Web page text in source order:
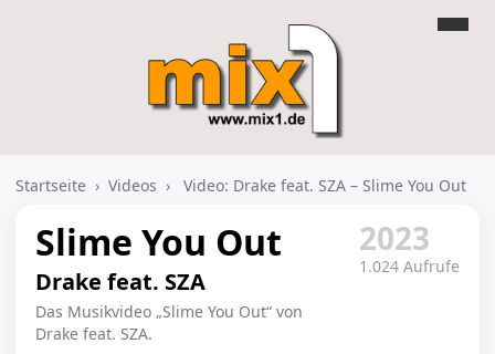
Startseite › Videos › Video: Drake feat. SZA – Slime You Out
Slime You Out
Drake feat. SZA
Das Musikvideo „Slime You Out“ von
Drake feat. SZA.
2023
1.024 Aufrufe